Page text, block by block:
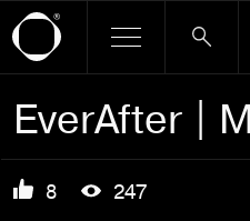
8 247